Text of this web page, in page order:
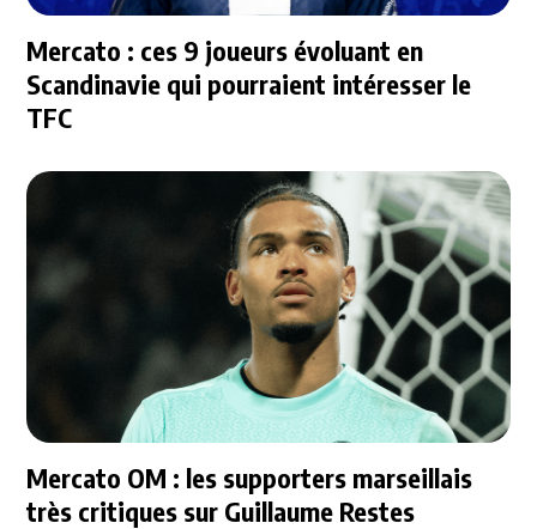
Mercato : ces 9 joueurs évoluant en
Scandinavie qui pourraient intéresser le
TFC
Mercato OM : les supporters marseillais
très critiques sur Guillaume Restes